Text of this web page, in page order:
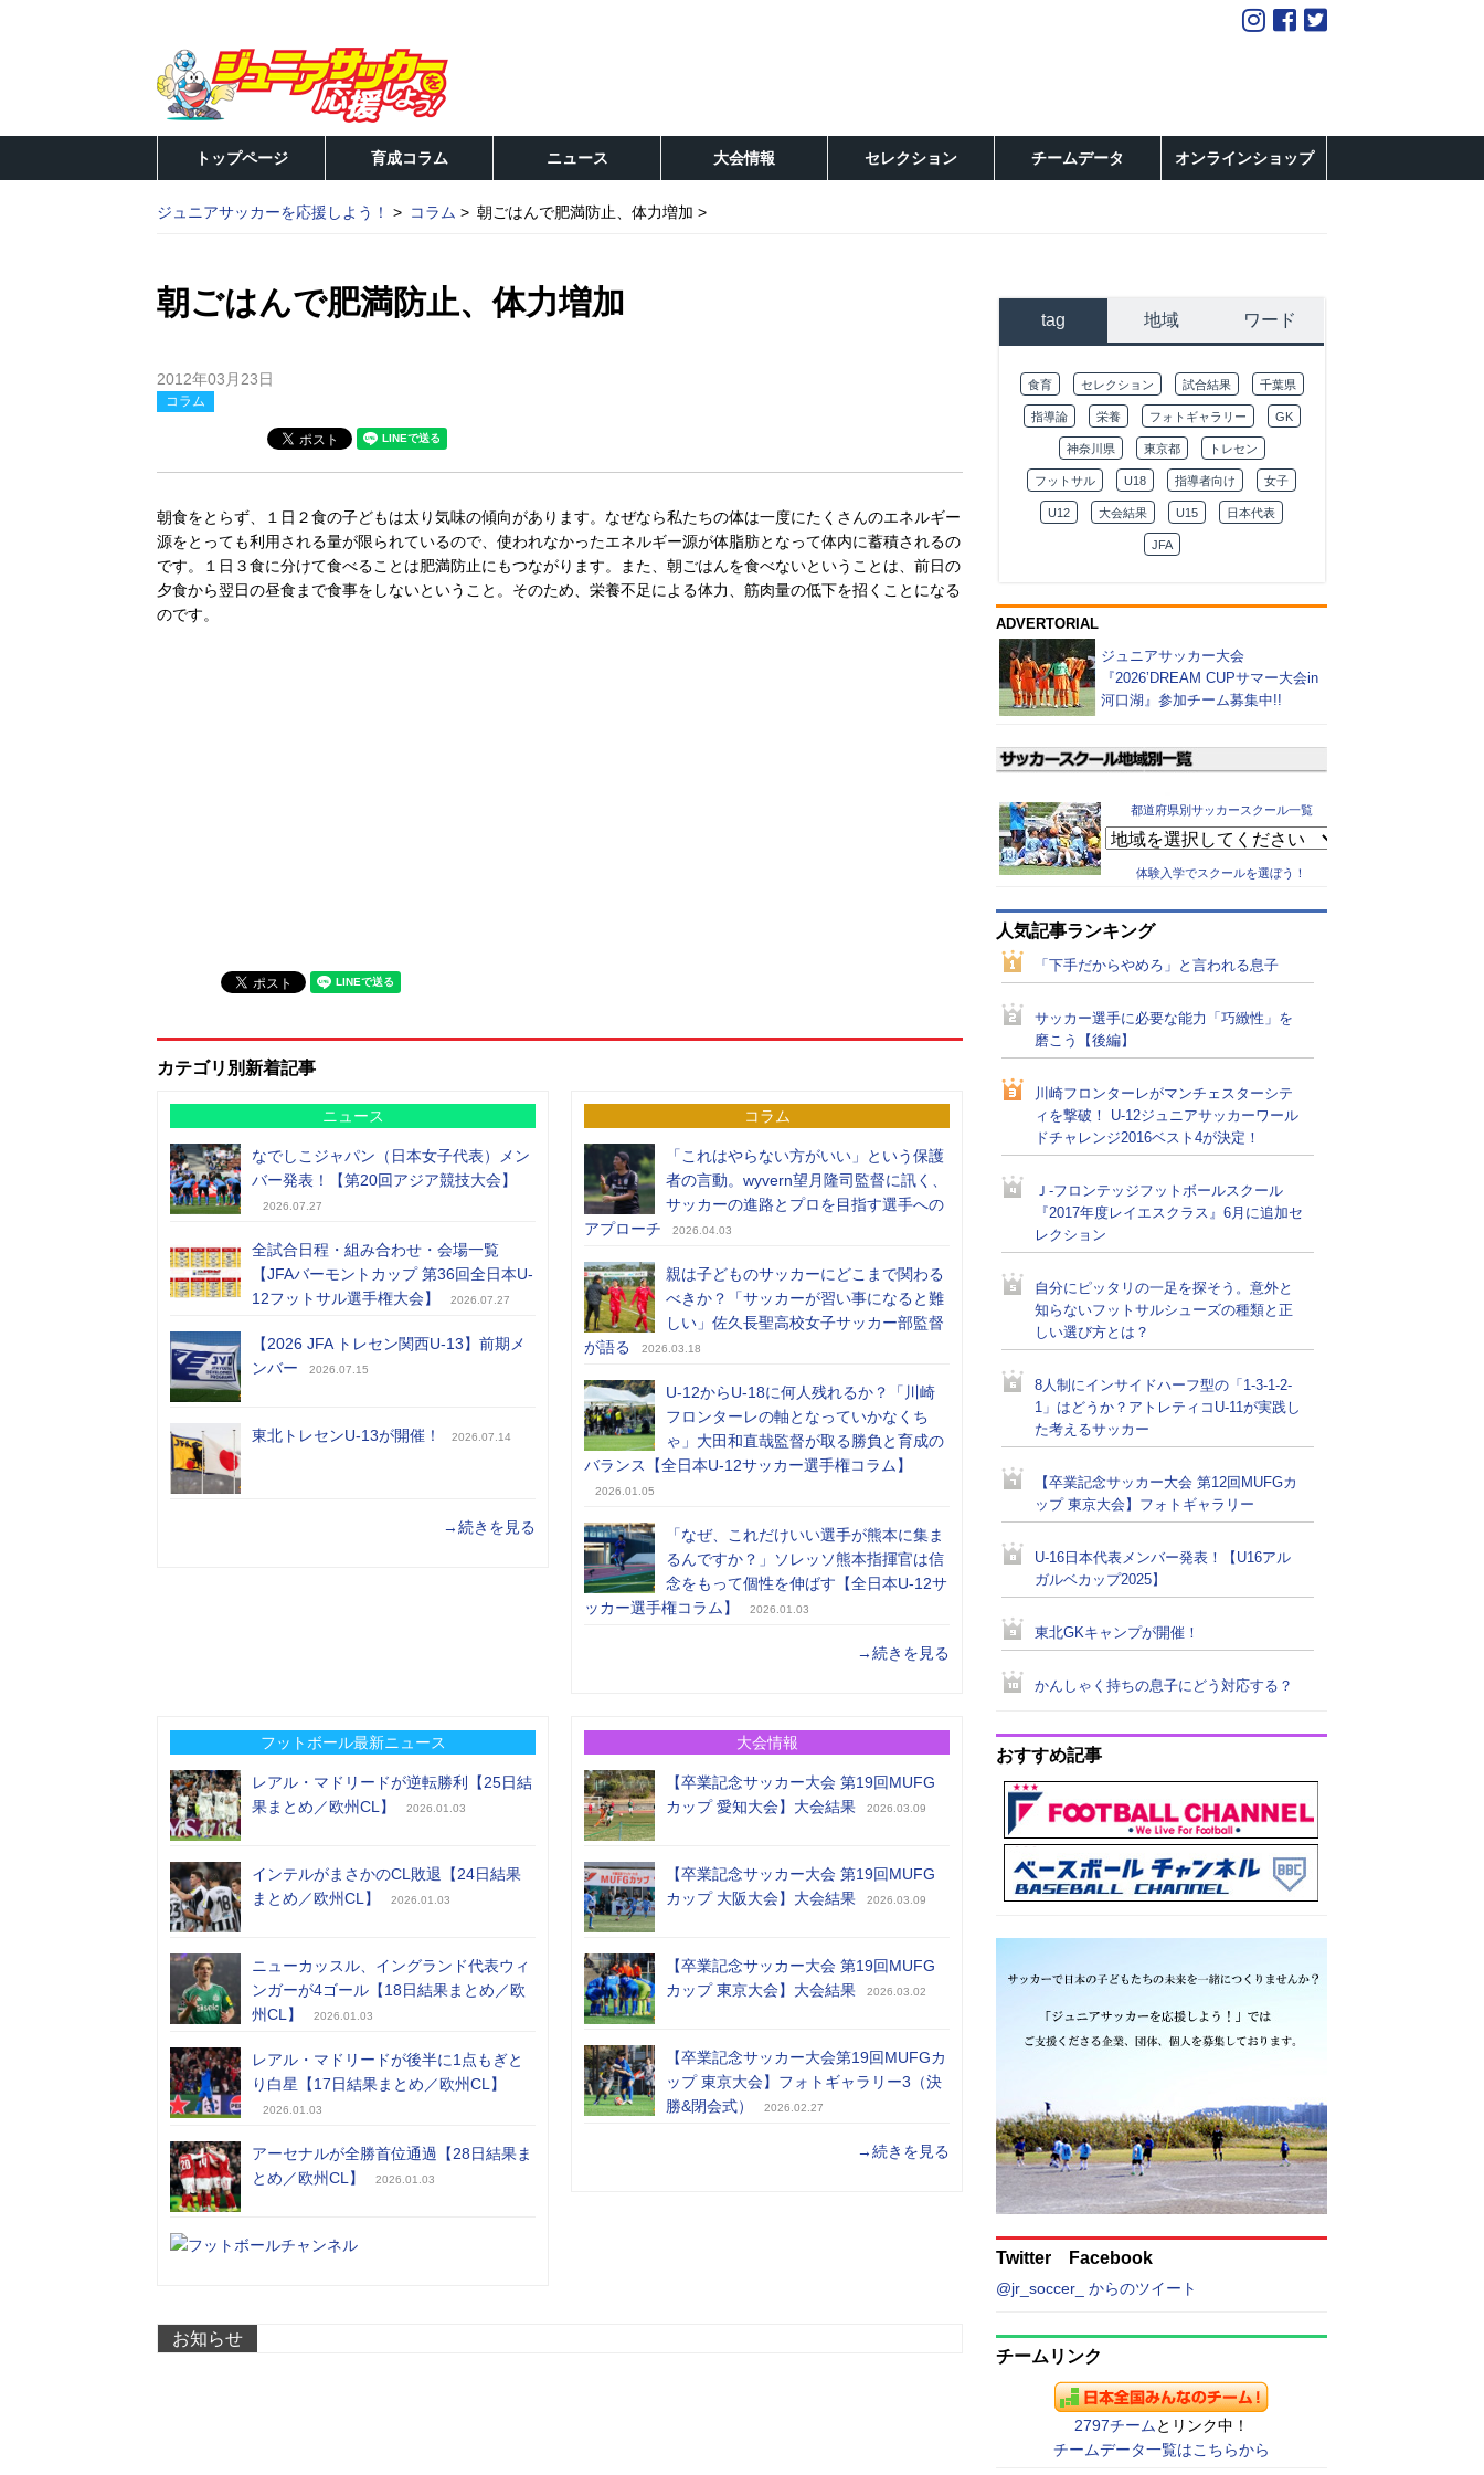
トップページ 育成コラム ニュース 大会情報 セレクション チームデータ オンラインショップ
ジュニアサッカーを応援しよう！ コラム 朝ごはんで肥満防止、体力増加
朝ごはんで肥満防止、体力増加
2012年03月23日
コラム
朝食をとらず、１日２食の子どもは太り気味の傾向があります。なぜなら私たちの体は一度にたくさんのエネルギー
源をとっても利用される量が限られているので、使われなかったエネルギー源が体脂肪となって体内に蓄積されるの
です。１日３食に分けて食べることは肥満防止にもつながります。また、朝ごはんを食べないということは、前日の
夕食から翌日の昼食まで食事をしないということ。そのため、栄養不足による体力、筋肉量の低下を招くことになる
のです。
カテゴリ別新着記事
ニュース
なでしこジャパン（日本女子代表）メン
バー発表！【第20回アジア競技大会】
2026.07.27
全試合日程・組み合わせ・会場一覧
【JFAバーモントカップ 第36回全日本U-
12フットサル選手権大会】
2026.07.27
【2026 JFA トレセン関西U-13】前期メ
ンバー
2026.07.15
東北トレセンU-13が開催！ 2026.07.14
→続きを見る
コラム
「これはやらない方がいい」という保護
者の言動。wyvern望月隆司監督に訊く、
サッカーの進路とプロを目指す選手への
アプローチ
2026.04.03
親は子どものサッカーにどこまで関わる
べきか？「サッカーが習い事になると難
しい」佐久長聖高校女子サッカー部監督
が語る
2026.03.18
U-12からU-18に何人残れるか？「川崎
フロンターレの軸となっていかなくち
ゃ」大田和直哉監督が取る勝負と育成の
バランス【全日本U-12サッカー選手権コラム】
2026.01.05
「なぜ、これだけいい選手が熊本に集ま
るんですか？」ソレッソ熊本指揮官は信
念をもって個性を伸ばす【全日本U-12サ
ッカー選手権コラム】
2026.01.03
→続きを見る
フットボール最新ニュース
レアル・マドリードが逆転勝利【25日結
果まとめ／欧州CL】
2026.01.03
インテルがまさかのCL敗退【24日結果
まとめ／欧州CL】
2026.01.03
ニューカッスル、イングランド代表ウィ
ンガーが4ゴール【18日結果まとめ／欧
州CL】
2026.01.03
レアル・マドリードが後半に1点もぎと
り白星【17日結果まとめ／欧州CL】
2026.01.03
アーセナルが全勝首位通過【28日結果ま
とめ／欧州CL】
2026.01.03
大会情報
【卒業記念サッカー大会 第19回MUFG
カップ 愛知大会】大会結果
2026.03.09
【卒業記念サッカー大会 第19回MUFG
カップ 大阪大会】大会結果
2026.03.09
【卒業記念サッカー大会 第19回MUFG
カップ 東京大会】大会結果
2026.03.02
【卒業記念サッカー大会第19回MUFGカ
ップ 東京大会】フォトギャラリー3（決
勝&閉会式）
2026.02.27
→続きを見る
お知らせ
tag 地域 ワード
食育 セレクション 試合結果 千葉県
指導論 栄養 フォトギャラリー GK
神奈川県 東京都 トレセン
フットサル U18 指導者向け 女子
U12 大会結果 U15 日本代表
JFA
ADVERTORIAL
ジュニアサッカー大会
『2026’DREAM CUPサマー大会in
河口湖』参加チーム募集中!!
都道府県別サッカースクール一覧
体験入学でスクールを選ぼう！
人気記事ランキング
「下手だからやめろ」と言われる息子
サッカー選手に必要な能力「巧緻性」を
磨こう【後編】
川崎フロンターレがマンチェスターシテ
ィを撃破！ U-12ジュニアサッカーワール
ドチャレンジ2016ベスト4が決定！
Ｊ-フロンテッジフットボールスクール
『2017年度レイエスクラス』6月に追加セ
レクション
自分にピッタリの一足を探そう。意外と
知らないフットサルシューズの種類と正
しい選び方とは？
8人制にインサイドハーフ型の「1-3-1-2-
1」はどうか？アトレティコU-11が実践し
た考えるサッカー
【卒業記念サッカー大会 第12回MUFGカ
ップ 東京大会】フォトギャラリー
U-16日本代表メンバー発表！【U16アル
ガルベカップ2025】
東北GKキャンプが開催！
かんしゃく持ちの息子にどう対応する？
おすすめ記事
Twitter Facebook
@jr_soccer_ からのツイート
チームリンク
2797チーム とリンク中！
チームデータ一覧はこちらから